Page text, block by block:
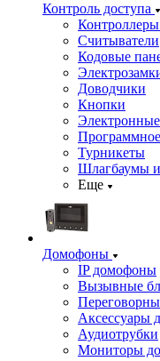
Контроль доступа
Считыватели
Кодовые
Доводчики
Кнопки
Турникеты
Шлагбаумы и
Еще
Домофоны
IP домофоны
Вызывные
Аксессуары
Аудиотрубки
Мониторы